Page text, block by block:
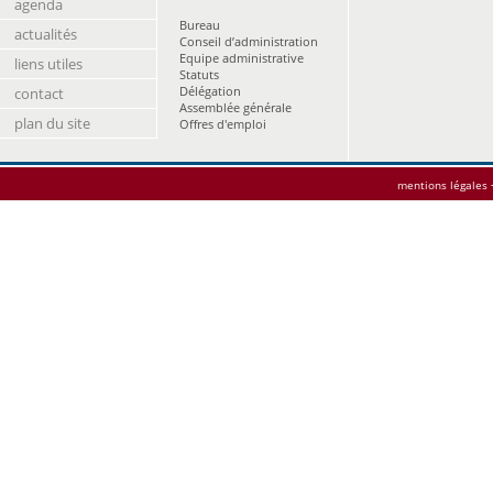
agenda
actualités
liens utiles
contact
plan du site
Bureau
Conseil d’administration
Equipe administrative
Statuts
Délégation
Assemblée générale
Offres d'emploi
mentions légales